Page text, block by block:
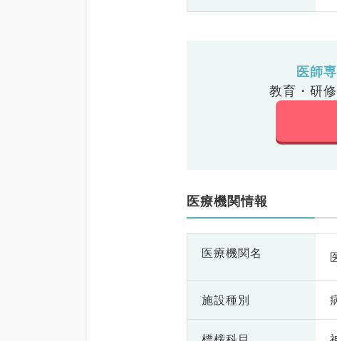
医師
教育・研
医療機関情報
医療機関名
施設種別